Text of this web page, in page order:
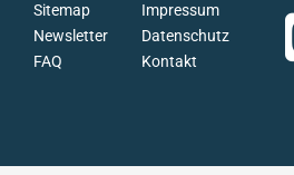
FAQ
Newsletter
Sitemap
Kontakt
Datenschutz
Impressum